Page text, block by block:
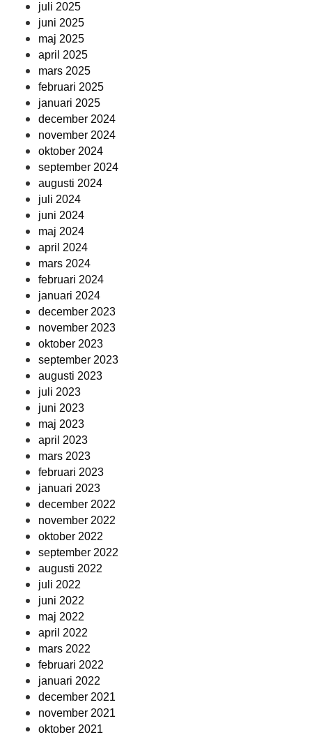
juli 2025
juni 2025
maj 2025
april 2025
mars 2025
februari 2025
januari 2025
december 2024
november 2024
oktober 2024
september 2024
augusti 2024
juli 2024
juni 2024
maj 2024
april 2024
mars 2024
februari 2024
januari 2024
december 2023
november 2023
oktober 2023
september 2023
augusti 2023
juli 2023
juni 2023
maj 2023
april 2023
mars 2023
februari 2023
januari 2023
december 2022
november 2022
oktober 2022
september 2022
augusti 2022
juli 2022
juni 2022
maj 2022
april 2022
mars 2022
februari 2022
januari 2022
december 2021
november 2021
oktober 2021